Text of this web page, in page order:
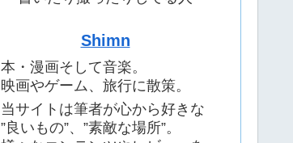
Shimn
本・漫画そして音楽。
映画やゲーム、旅行に散策。
当サイトは筆者が心から好きな
”良いもの”、”素敵な場所”。